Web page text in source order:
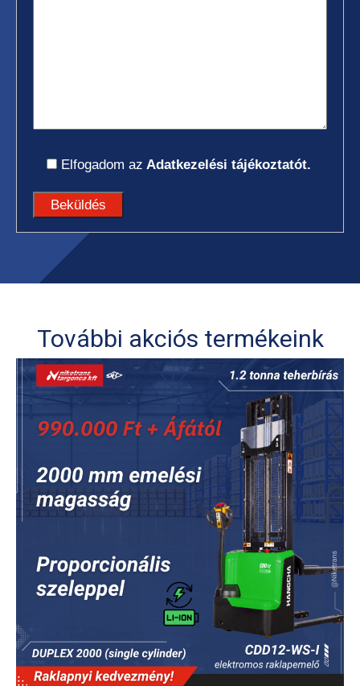
Elfogadom az Adatkezelési tájékoztatót.
További akciós termékeink